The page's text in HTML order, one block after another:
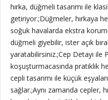
hırka, düğmeli tasarımı ile
getiriyor.;Düğmeler, hırkaya
soğuk havalarda ekstra
düğmeli giyebilir, ister açık
yaratabilirsiniz.;Cep Detayı ile
koşuşturmacasında pratiklik
cepli tasarımı ile küçük
sağlar.;Aynı zamanda cepler,